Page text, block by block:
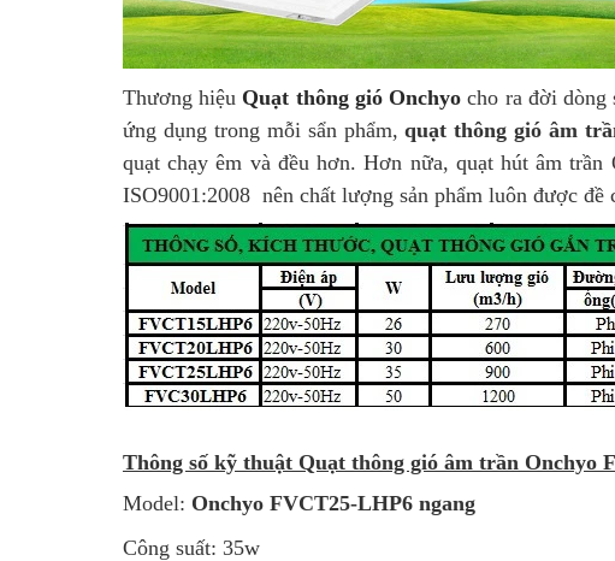
Thương hiệu Quạt thông gió Onchyo cho ra đời dòng
ứng dụng trong mỗi sẩn phẩm,quạt thông gió âm
quạt chạy êm và đều hơn. Hơn nữa, quạt hút âm
ISO9001:2008 nên chất lượng sản phẩm luôn được
Thông số kỹ thuật Quạt thông gió âm trần Onchyo
Model: Onchyo FVCT25-LHP6 ngang
Công suất: 35w